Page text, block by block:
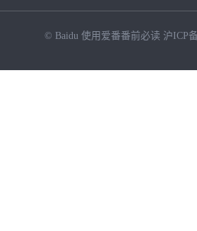
© Baidu 使用爱番番前必读 沪ICP